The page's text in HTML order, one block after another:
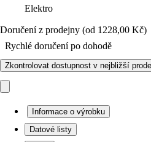
Elektro
Doručení z prodejny (od 1228,00 Kč)
Rychlé doručení po dohodě
Zkontrolovat dostupnost v nejbližší
Informace o výrobku
Datové listy